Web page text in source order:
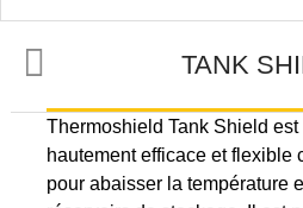
TANK
Thermoshield Tank Shield
hautement efficace et flexible
pour abaisser la température